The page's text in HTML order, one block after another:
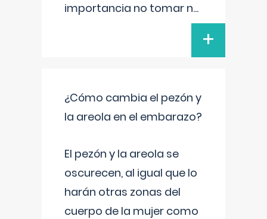
importancia no tomar n...
+
¿Cómo cambia el pezón y
la areola en el embarazo?
El pezón y la areola se
oscurecen, al igual que lo
harán otras zonas del
cuerpo de la mujer como